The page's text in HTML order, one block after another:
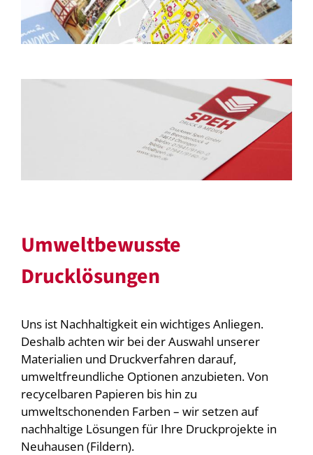
Umweltbewusste
Drucklösungen
Uns ist Nachhaltigkeit ein wichtiges Anliegen.
Deshalb achten wir bei der Auswahl unserer
Materialien und Druckverfahren darauf,
umweltfreundliche Optionen anzubieten. Von
recycelbaren Papieren bis hin zu
umweltschonenden Farben – wir setzen auf
nachhaltige Lösungen für Ihre Druckprojekte in
Neuhausen (Fildern).